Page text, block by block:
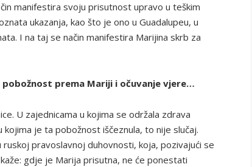
manifestira svoju prisutnost upravo u teškim
ukazanja, kao što je ono u Guadalupeu, u
I na taj se način manifestira Marijina skrb za
prema Mariji i očuvanje vjere…
U zajednicama u kojima se održala zdrava
je ta pobožnost iščeznula, to nije slučaj.
pravoslavnoj duhovnosti, koja, pozivajući se
gdje je Marija prisutna, ne će ponestati